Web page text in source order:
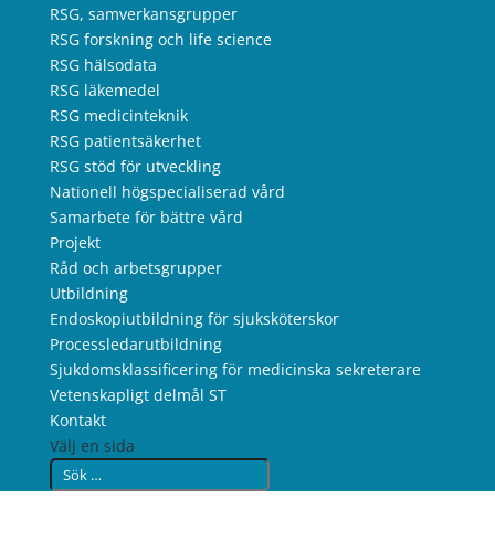
RSG, samverkansgrupper
RSG forskning och life science
RSG hälsodata
RSG läkemedel
RSG medicinteknik
RSG patientsäkerhet
RSG stöd för utveckling
Nationell högspecialiserad vård
Samarbete för bättre vård
Projekt
Råd och arbetsgrupper
Utbildning
Endoskopiutbildning för sjuksköterskor
Processledarutbildning
Sjukdomsklassificering för medicinska sekreterare
Vetenskapligt delmål ST
Kontakt
Välj en sida